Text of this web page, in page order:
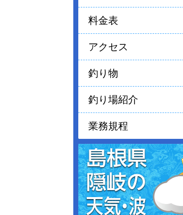
料金表
アクセス
釣り物
釣り場紹介
業務規程